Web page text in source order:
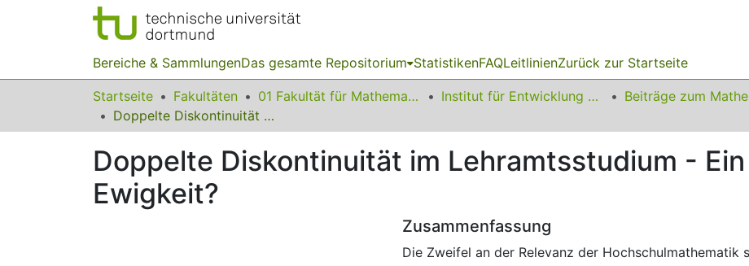
Bereiche & SammlungenDas gesamte Repositorium StatistikenFAQLeitlinienZurück zur Startseite
Startseite Fakultäten 01 Fakultät für Mathematik Institut für Entwicklung und Erforschung des Mathematikunterrichts
Doppelte Diskontinuität im Lehramtsstudium - Ein Problem für die Ewigkeit?
Doppelte Diskontinuität im Lehramtsstudium -
Ewigkeit?
Zusammenfassung
Die Zweifel an der Relevanz der Hochschulmathematik